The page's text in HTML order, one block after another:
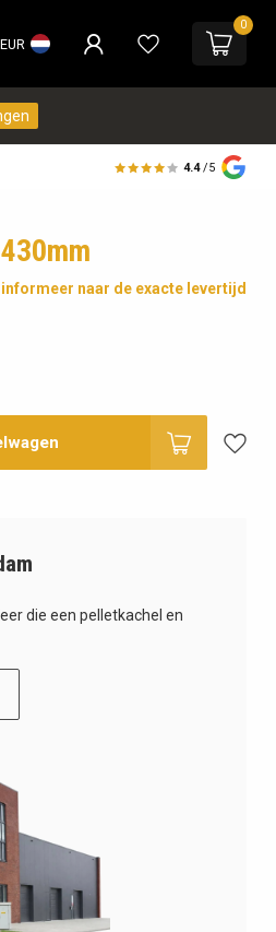
EUR
0
4.4 /5
naar de exacte levertijd
die een pelletkachel en